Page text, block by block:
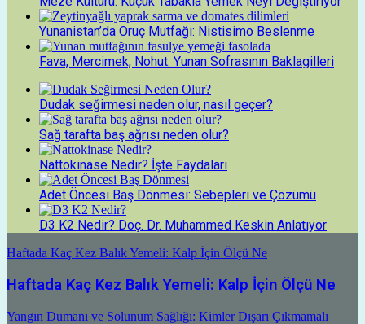
Yunanistan’da Oruç Mutfağı: Nistisimo Beslenme
Fava, Mercimek, Nohut: Yunan Sofrasının Baklagilleri
Dudak seğirmesi neden olur, nasıl geçer?
Sağ tarafta baş ağrısı neden olur?
Nattokinase Nedir? İşte Faydaları
Adet Öncesi Baş Dönmesi: Sebepleri ve Çözümü
D3 K2 Nedir? Doç. Dr. Muhammed Keskin Anlatıyor
Haftada Kaç Kez Balık Yemeli: Kalp İçin Ölçü Ne
Haftada Kaç Kez Balık Yemeli: Kalp İçin Ölçü Ne
Yangın Dumanı ve Solunum Sağlığı: Kimler Dışarı Çıkmamalı